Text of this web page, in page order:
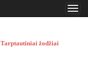
..
..
Tarptautiniai žodžiai